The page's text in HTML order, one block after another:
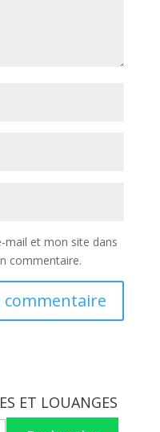
mail et mon site dans
commentaire.
ET LOUANGES